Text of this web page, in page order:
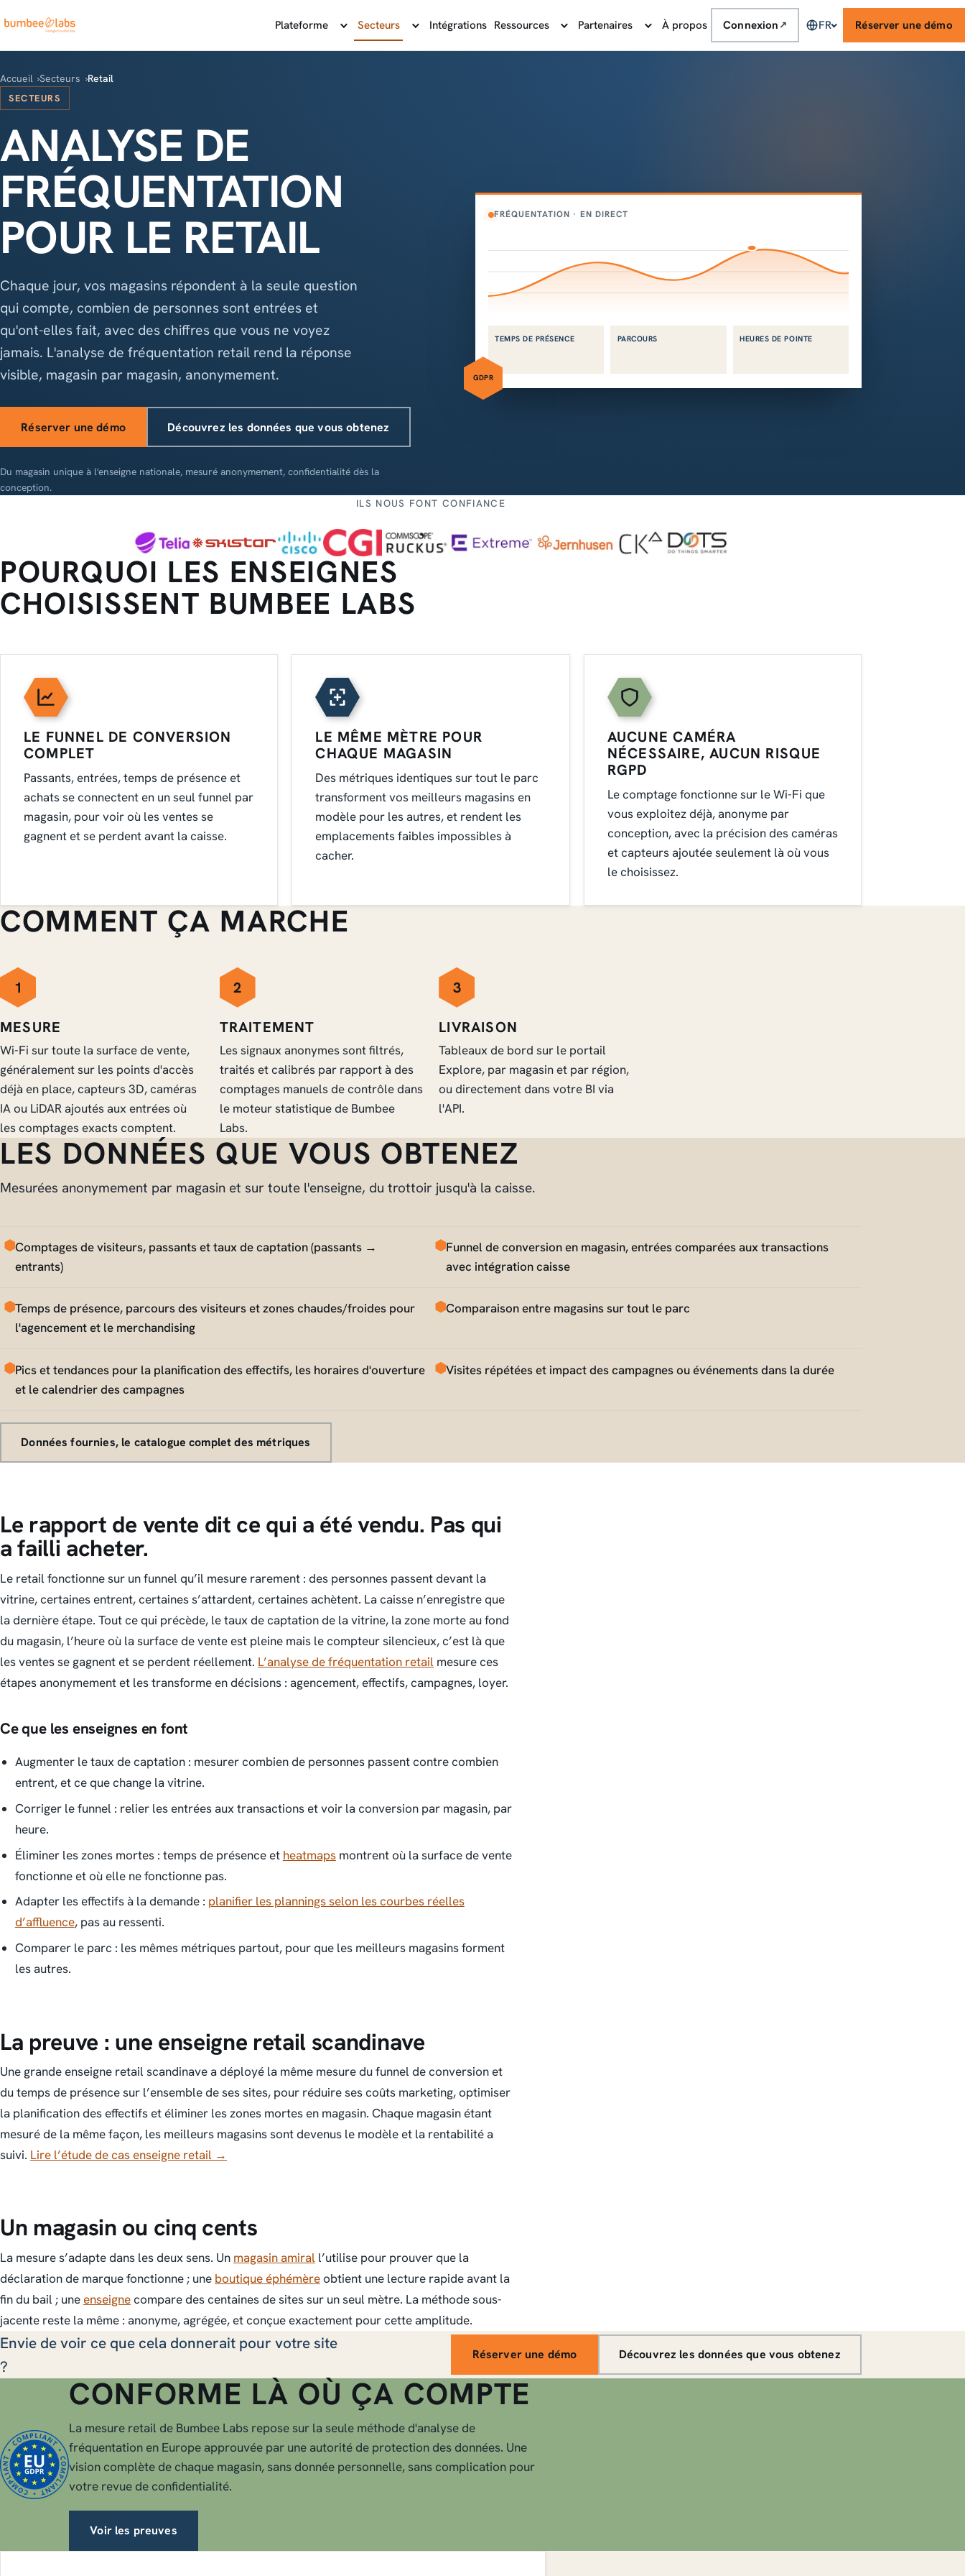
Plateforme Secteurs Intégrations Ressources Partenaires À propos Connexion ↗ FR Réserver une démo
Accueil Secteurs Retail
SECTEURS
ANALYSE DE
FRÉQUENTATION
POUR LE RETAIL
Chaque jour, vos magasins répondent à la seule question
qui compte, combien de personnes sont entrées et
qu'ont-elles fait, avec des chiffres que vous ne voyez
jamais. L'analyse de fréquentation retail rend la réponse
visible, magasin par magasin, anonymement.
Réserver une démo Découvrez les données que vous obtenez
Du magasin unique à l'enseigne nationale, mesuré anonymement, confidentialité dès la
conception.
FRÉQUENTATION · EN DIRECT
TEMPS DE PRÉSENCE PARCOURS HEURES DE POINTE
GDPR
ILS NOUS FONT CONFIANCE
POURQUOI LES ENSEIGNES
CHOISISSENT BUMBEE LABS
LE FUNNEL DE CONVERSION
COMPLET
Passants, entrées, temps de présence et
achats se connectent en un seul funnel par
magasin, pour voir où les ventes se
gagnent et se perdent avant la caisse.
LE MÊME MÈTRE POUR
CHAQUE MAGASIN
Des métriques identiques sur tout le parc
transforment vos meilleurs magasins en
modèle pour les autres, et rendent les
emplacements faibles impossibles à
cacher.
AUCUNE CAMÉRA
NÉCESSAIRE, AUCUN RISQUE
RGPD
Le comptage fonctionne sur le Wi-Fi que
vous exploitez déjà, anonyme par
conception, avec la précision des caméras
et capteurs ajoutée seulement là où vous
le choisissez.
COMMENT ÇA MARCHE
1
MESURE
Wi-Fi sur toute la surface de vente,
généralement sur les points d'accès
déjà en place, capteurs 3D, caméras
IA ou LiDAR ajoutés aux entrées où
les comptages exacts comptent.
2
TRAITEMENT
Les signaux anonymes sont filtrés,
traités et calibrés par rapport à des
comptages manuels de contrôle dans
le moteur statistique de Bumbee
Labs.
3
LIVRAISON
Tableaux de bord sur le portail
Explore, par magasin et par région,
ou directement dans votre BI via
l'API.
LES DONNÉES QUE VOUS OBTENEZ
Mesurées anonymement par magasin et sur toute l'enseigne, du trottoir jusqu'à la caisse.
Comptages de visiteurs, passants et taux de captation (passants →
entrants)
Funnel de conversion en magasin, entrées comparées aux transactions
avec intégration caisse
Temps de présence, parcours des visiteurs et zones chaudes/froides pour
l'agencement et le merchandising
Comparaison entre magasins sur tout le parc
Pics et tendances pour la planification des effectifs, les horaires d'ouverture
et le calendrier des campagnes
Visites répétées et impact des campagnes ou événements dans la durée
Données fournies, le catalogue complet des métriques
Le rapport de vente dit ce qui a été vendu. Pas qui
a failli acheter.
Le retail fonctionne sur un funnel qu’il mesure rarement : des personnes passent devant la
vitrine, certaines entrent, certaines s’attardent, certaines achètent. La caisse n’enregistre que
la dernière étape. Tout ce qui précède, le taux de captation de la vitrine, la zone morte au fond
du magasin, l’heure où la surface de vente est pleine mais le compteur silencieux, c’est là que
les ventes se gagnent et se perdent réellement. L’analyse de fréquentation retail mesure ces
étapes anonymement et les transforme en décisions : agencement, effectifs, campagnes, loyer.
Ce que les enseignes en font
Augmenter le taux de captation : mesurer combien de personnes passent contre combien
entrent, et ce que change la vitrine.
Corriger le funnel : relier les entrées aux transactions et voir la conversion par magasin, par
heure.
Éliminer les zones mortes : temps de présence et heatmapsmontrent où la surface de vente
fonctionne et où elle ne fonctionne pas.
Adapter les effectifs à la demande : planifier les plannings selon les courbes réelles
d’affluence, pas au ressenti.
Comparer le parc : les mêmes métriques partout, pour que les meilleurs magasins forment
les autres.
La preuve : une enseigne retail scandinave
Une grande enseigne retail scandinave a déployé la même mesure du funnel de conversion et
du temps de présence sur l’ensemble de ses sites, pour réduire ses coûts marketing, optimiser
la planification des effectifs et éliminer les zones mortes en magasin. Chaque magasin étant
mesuré de la même façon, les meilleurs magasins sont devenus le modèle et la rentabilité a
suivi. Lire l’étude de cas enseigne retail →
Un magasin ou cinq cents
La mesure s’adapte dans les deux sens. Un magasin amiral l’utilise pour prouver que la
déclaration de marque fonctionne ; une boutique éphémèreobtient une lecture rapide avant la
fin du bail ; uneenseignecompare des centaines de sites sur un seul mètre. La méthode sous-
jacente reste la même : anonyme, agrégée, et conçue exactement pour cette amplitude.
Envie de voir ce que cela donnerait pour votre site
?
Réserver une démo Découvrez les données que vous obtenez
CONFORME LÀ OÙ ÇA COMPTE
La mesure retail de Bumbee Labs repose sur la seule méthode d'analyse de
fréquentation en Europe approuvée par une autorité de protection des données. Une
vision complète de chaque magasin, sans donnée personnelle, sans complication pour
votre revue de confidentialité.
Voir les preuves